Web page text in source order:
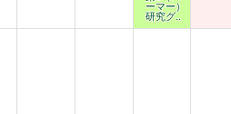
ーマー）
研究グ..